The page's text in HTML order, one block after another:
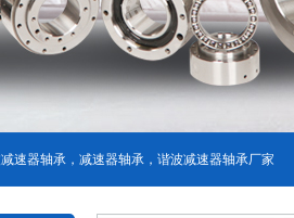
速器轴承，减速器轴承，谐波减速器轴承厂家